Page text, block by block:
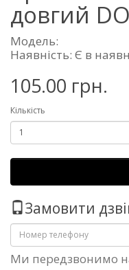
довгий
Модель:
Наявність: Є в
105.00 грн.
Кількість
Замовити
Ми передзвонимо